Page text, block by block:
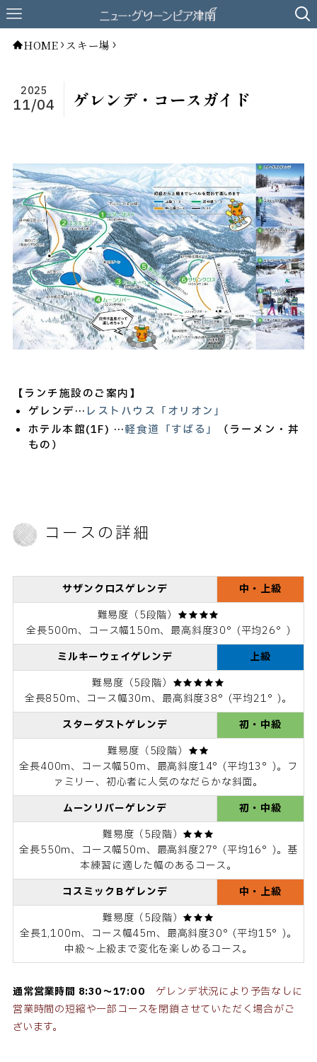
HOME スキー場
ゲレンデ・コースガイド
2025
11/04
【ランチ施設のご案内】
ゲレンデ… レストハウス「オリオン」
ホテル本館(1F) …軽食道「すばる」
（ラーメン・丼
もの）
コースの詳細
サザンクロスゲレンデ
中・上級
難易度（5段階）★★★★
全長500m、コース幅150m、最高斜度30°(平均26°)
ミルキーウェイゲレンデ
上級
難易度（5段階）★★★★★
全長850m、コース幅30m、最高斜度38°(平均21°)。
スターダストゲレンデ
初・中級
難易度（5段階）★★
全長400m、コース幅50m、最高斜度14°(平均13°)。フ
ァミリー、初心者に人気のなだらかな斜面。
ムーンリバーゲレンデ
初・中級
難易度（5段階）★★★
全長550m、コース幅50m、最高斜度27°(平均16°)。基
本練習に適した幅のあるコース。
コスミックＢゲレンデ
中・上級
難易度（5段階）★★★
全長1,100m、コース幅45m、最高斜度30°(平均15°)。
中級～上級まで変化を楽しめるコース。
通常営業時間 8:30～17:00 ゲレンデ状況により予告なしに
営業時間の短縮や一部コースを閉鎖させていただく場合がご
ざいます。